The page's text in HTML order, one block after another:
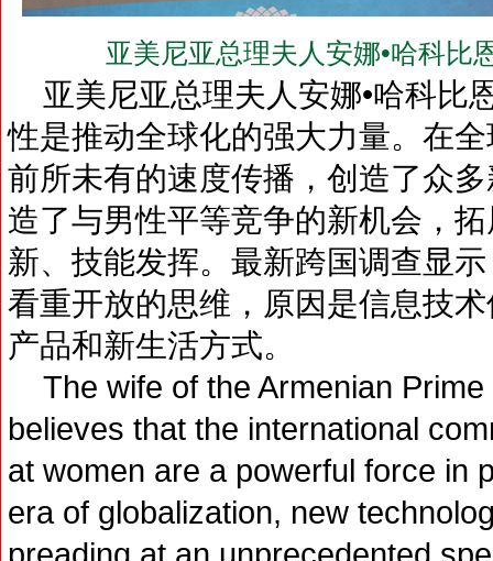
亚美尼亚总理夫人安娜•哈科比
亚美尼亚总理夫人安娜•哈科比
性是推动全球化的强大力量。在
前所未有的速度传播，创造了众
造了与男性平等竞争的新机会，
新、技能发挥。最新跨国调查显
看重开放的思维，原因是信息技
产品和新生活方式。
The wife of the Armenian
believes that the international
at women are a powerful force in
era of globalization, new